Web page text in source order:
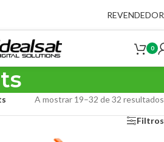
REVENDEDOR
0
A mostrar 19–32 de 32 resultados
Filtros